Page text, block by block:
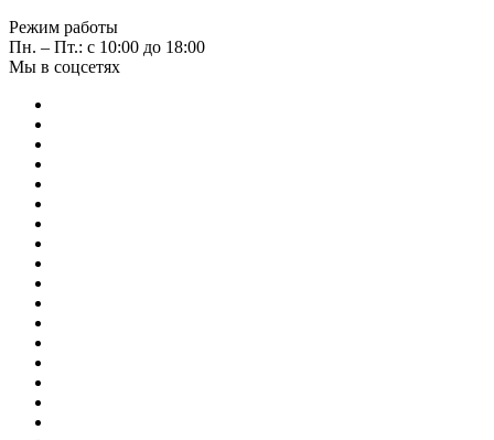
Режим работы
Пн. – Пт.: с 10:00 до 18:00
Мы в соцсетях